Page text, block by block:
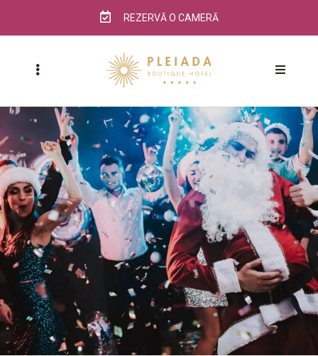
REZERVĂ O CAMERĂ